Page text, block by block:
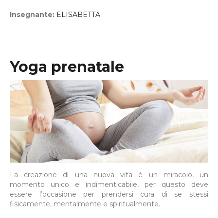
Insegnante: ELISABETTA
Yoga prenatale
La creazione di una nuova vita è un miracolo, un
momento unico e indimenticabile, per questo deve
essere l’occasione per prendersi cura di se stessi
fisicamente, mentalmente e spiritualmente.